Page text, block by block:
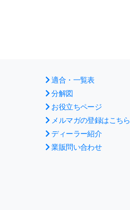
適合・一覧表
分解図
お役立ちページ
メルマガの登録はこちら
ディーラー紹介
業販問い合わせ